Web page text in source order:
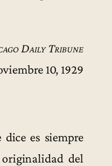
Daily Tribune
10, 1929
es siempre
del